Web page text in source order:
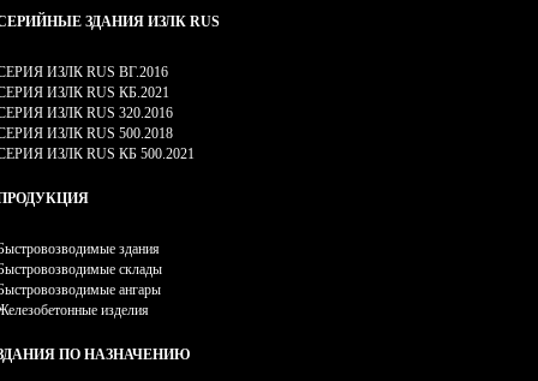
ЗДАНИЯ ИЗЛК RUS
ИЗЛК RUS ВГ.2016
ИЗЛК RUS КБ.2021
ИЗЛК RUS 320.2016
ИЗЛК RUS 500.2018
ИЗЛК RUS КБ 500.2021
здания
склады
ангары
изделия
ПО НАЗНАЧЕНИЮ